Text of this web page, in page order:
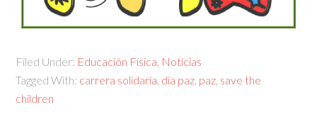
Filed Under: Educación Física Noticias
Tagged With: carrera solidaria día paz paz save the
children